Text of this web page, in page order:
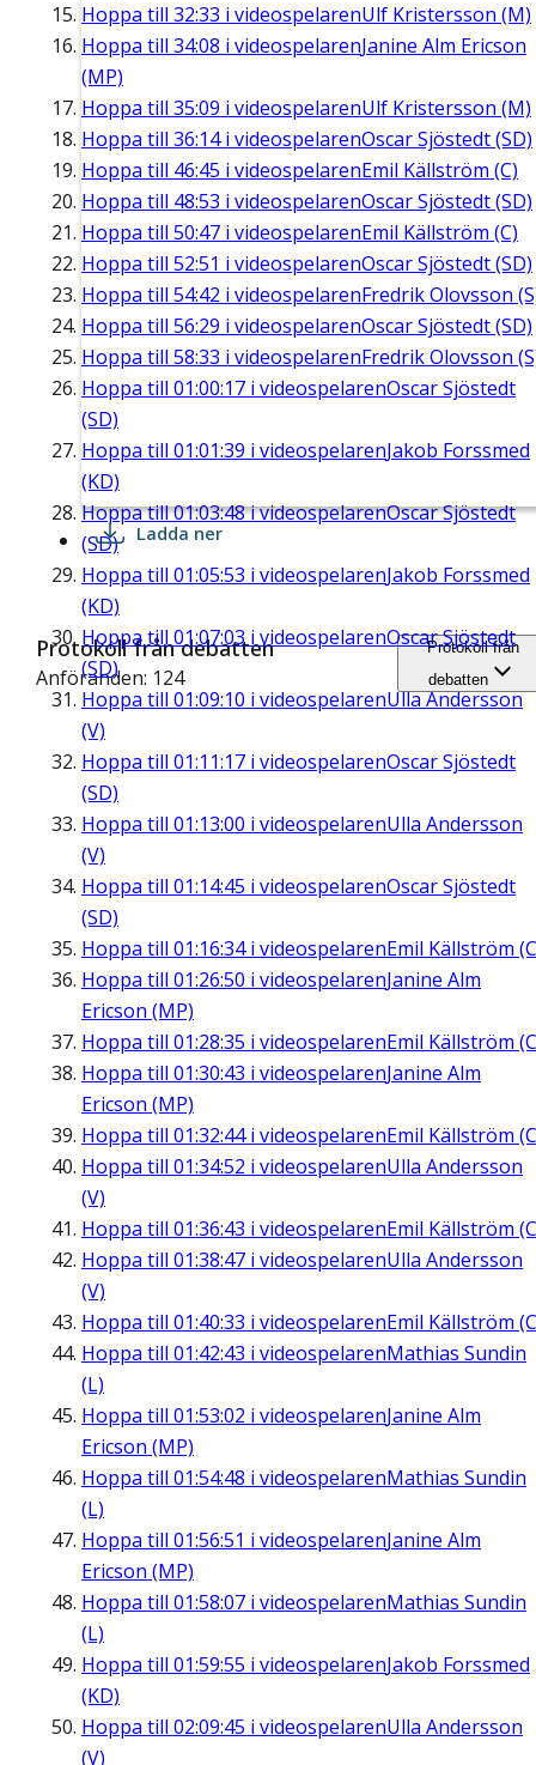
Hoppa till 32:33 i videospelarenUlf Kristersson (M)
Hoppa till 34:08 i videospelarenJanine Alm Ericson
(MP)
Hoppa till 35:09 i videospelarenUlf Kristersson (M)
Hoppa till 36:14i videospelarenOscar Sjöstedt (SD)
Hoppa till 46:45 i videospelarenEmil Källström (C)
Hoppa till 48:53 i videospelarenOscar Sjöstedt (SD)
Hoppa till 50:47 i videospelarenEmil Källström (C)
Hoppa till 52:51 i videospelarenOscar Sjöstedt (SD)
Hoppa till 54:42 i videospelarenFredrik Olovsson
Hoppa till 56:29 i videospelarenOscar Sjöstedt (SD)
Hoppa till 58:33 i videospelarenFredrik Olovsson
Hoppa till 01:00:17 i videospelarenOscar Sjöstedt
(SD)
Hoppa till 01:01:39 i videospelarenJakob Forssmed
(KD)
Hoppa till01:03:48i videospelarenOscar Sjöstedt
(SD)
Hoppa till 01:05:53 i videospelarenJakob Forssmed
(KD)
Hoppa till 01:07:03 i videospelarenOscar Sjöstedt
(SD)
Hoppa till 01:09:10 i videospelarenUlla Andersson
(V)
Hoppa till 01:11:17 i videospelarenOscar Sjöstedt
(SD)
Hoppa till 01:13:00 i videospelarenUlla Andersson
(V)
Hoppa till 01:14:45 i videospelarenOscar Sjöstedt
(SD)
Hoppa till 01:16:34i videospelarenEmil Källström
Hoppa till 01:26:50 i videospelarenJanine Alm
Ericson (MP)
Hoppa till 01:28:35 i videospelarenEmil Källström
Hoppa till 01:30:43 i videospelarenJanine Alm
Ericson (MP)
Hoppa till 01:32:44i videospelarenEmil Källström
Hoppa till 01:34:52 i videospelarenUlla Andersson
(V)
Hoppa till 01:36:43 i videospelarenEmil Källström
Hoppa till 01:38:47 i videospelarenUlla Andersson
(V)
Hoppa till 01:40:33 i videospelarenEmil Källström
Hoppa till 01:42:43 i videospelarenMathias Sundin
(L)
Hoppa till 01:53:02 i videospelarenJanine Alm
Ericson (MP)
Hoppa till 01:54:48 i videospelarenMathias Sundin
(L)
Hoppa till 01:56:51 i videospelarenJanine Alm
Ericson (MP)
Hoppa till 01:58:07 i videospelarenMathias Sundin
(L)
Hoppa till 01:59:55 i videospelarenJakob Forssmed
(KD)
Hoppa till 02:09:45 i videospelarenUlla Andersson
(V)
Ladda ner
Protokoll från debatten
Anföranden: 124
Protokoll från
debatten